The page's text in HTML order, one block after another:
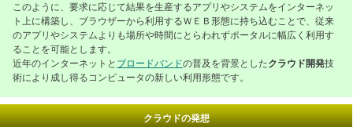
このように、要求に応じて結果を生産するアプリやシステムをインターネッ
ト上に構築し、ブラウザーから利用するＷＥＢ形態に持ち込むことで、従来
のアプリやシステムよりも場所や時間にとらわれずポータルに幅広く利用す
ることを可能とします。
近年のインターネットと ブロードバンドの普及を背景としたクラウド開発技
術により成し得るコンピュータの新しい利用形態です。
クラウドの発想